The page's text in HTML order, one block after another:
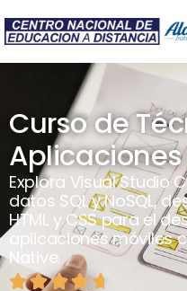
Curso de
Explora Visual Studio
datos SQL y NoSQL,
HTML y CSS para el
aplicaciones móviles
Native.
 